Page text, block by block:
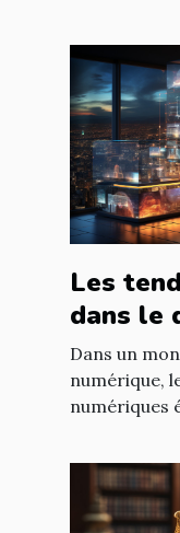
Les
dans le
et
Dans un
numérique,
numériques